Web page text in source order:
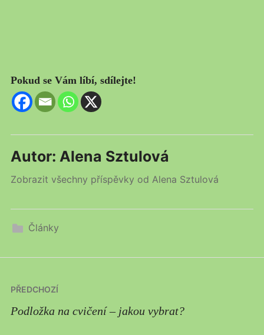
Pokud se Vám líbí, sdílejte!
Autor: Alena Sztulová
Zobrazit všechny příspěvky od Alena Sztulová
Články
Navigace
pro
PŘEDCHOZÍ
Podložka na cvičení – jakou vybrat?